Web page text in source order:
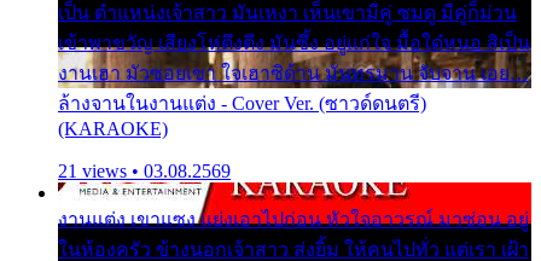
เป็น ตำแหน่งเจ้าสาว มันเหงา เห็นเขามีคู่ ซมดู มีคู่ก็ม่วน
เข้าพาขวัญ เสียงโห่ตึงตึง มันซึ้ง อยู่แก่ใจ มื้อใด๋หนอ สิเป็น
งานเฮา มัวซอยเขา ใจเฮาซิด้าน มันทรมาน จับจาน เอย…
ล้างจานในงานแต่ง - Cover Ver. (ซาวด์ดนตรี)
(KARAOKE)
21 views • 03.08.2569
งานแต่ง เขาแซง แย่งเอาไปก่อน หัวใจอาวรณ์ มาซ่อน อยู่
ในห้องครัว ข้างนอกเจ้าสาว ส่งยิ้ม ให้คนไปทั่ว แต่เรา เฝ้า